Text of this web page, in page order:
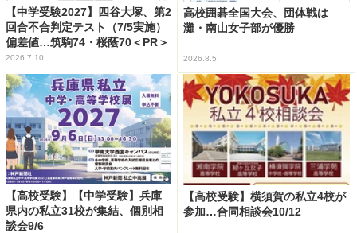
【中学受験2027】四谷大塚、第2
回合不合判定テスト（7/5実施）
偏差値…筑駒74・桜蔭70＜PR＞
2026.7.10
高校囲碁全国大会、団体戦は
灘・南山女子部が優勝
2026.8.5
【高校受験】【中学受験】兵庫
県内の私立31校が集結、個別相
談会9/6
【高校受験】横須賀の私立4校が
参加…合同相談会10/12